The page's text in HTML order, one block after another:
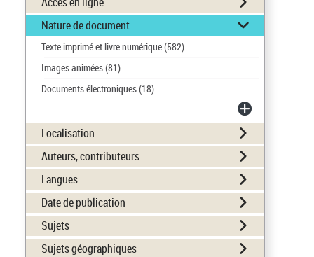
Nature de document
Texte imprimé et livre numérique(582)
Images animées(81)
Documents électroniques(18)
Localisation
Auteurs, contributeurs...
Langues
Date de publication
Sujets
Sujets géographiques